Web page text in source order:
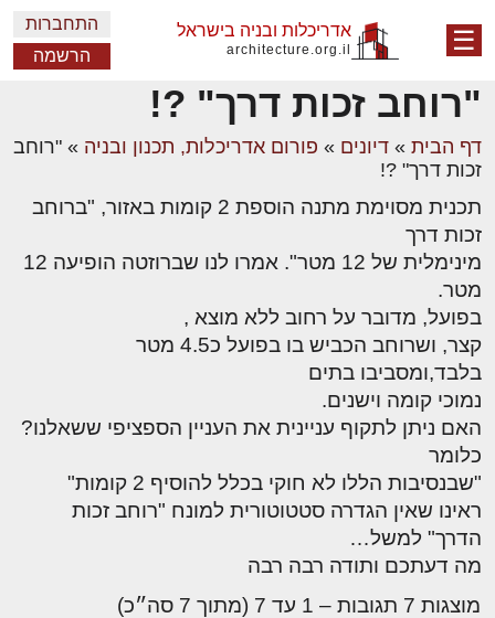
☰ אדריכלות ובניה בישראל
architecture.org.il
התחברות
הרשמה
"רוחב זכות דרך" ?!
דף הבית » דיונים » פורום אדריכלות, תכנון ובניה » "רוחב
זכות דרך" ?!
תכנית מסוימת מתנה הוספת 2 קומות באזור, "ברוחב
זכות דרך
מינימלית של 12 מטר". אמרו לנו שברוזטה הופיעה 12
מטר.
בפועל, מדובר על רחוב ללא מוצא ,
קצר, ושרוחב הכביש בו בפועל כ4.5 מטר
בלבד,ומסביבו בתים
נמוכי קומה וישנים.
האם ניתן לתקוף עניינית את העניין הספציפי ששאלנו?
כלומר
"שבנסיבות הללו לא חוקי בכלל להוסיף 2 קומות"
ראינו שאין הגדרה סטטוטורית למונח "רוחב זכות
הדרך" למשל…
מה דעתכם ותודה רבה רבה
מוצגות 7 תגובות – 1 עד 7 (מתוך 7 סה״כ)